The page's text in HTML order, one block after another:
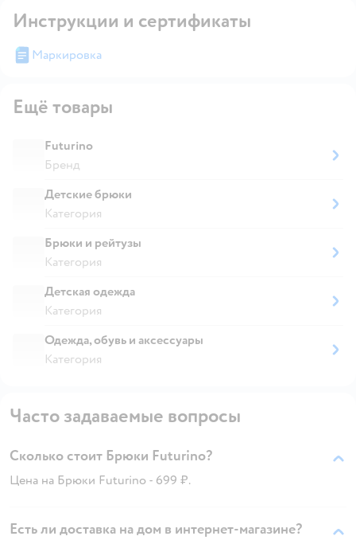
Инструкции и сертификаты
Маркировка
Ещё товары
Futurino
Бренд
Детские брюки
Категория
Брюки и рейтузы
Категория
Детская одежда
Категория
Одежда, обувь и аксессуары
Категория
Часто задаваемые вопросы
Сколько стоит Брюки Futurino?
Цена на Брюки Futurino - 699 ₽.
Есть ли доставка на дом в интернет-магазине?